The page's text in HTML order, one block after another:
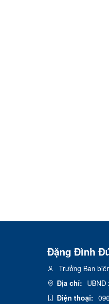
Đặng Đình
Trưởng Ban
Địa chỉ: UBND
Điện thoại: